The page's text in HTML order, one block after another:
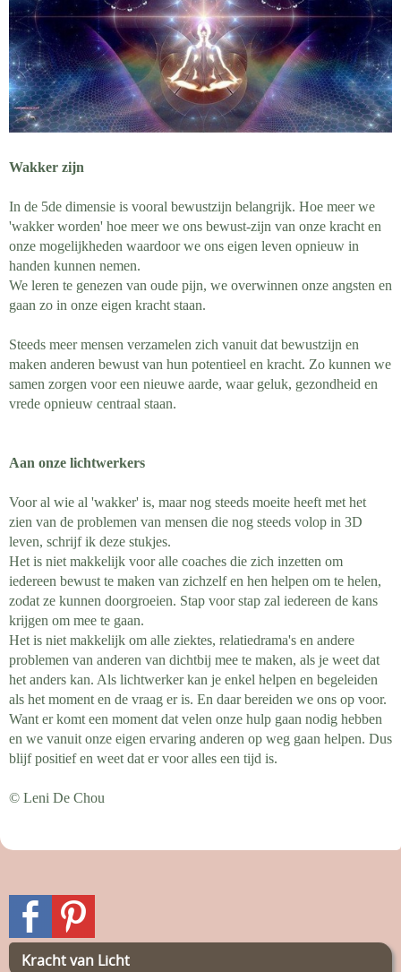
Kracht van Licht
Wakker zijn
In de 5de dimensie is vooral bewustzijn belangrijk. Hoe meer we
'wakker worden' hoe meer we ons bewust-zijn van onze kracht en
onze mogelijkheden waardoor we ons eigen leven opnieuw in
handen kunnen nemen.
We leren te genezen van oude pijn, we overwinnen onze angsten en
gaan zo in onze eigen kracht staan.
Steeds meer mensen verzamelen zich vanuit dat bewustzijn en
maken anderen bewust van hun potentieel en kracht. Zo kunnen we
samen zorgen voor een nieuwe aarde, waar geluk, gezondheid en
vrede opnieuw centraal staan.
Aan onze lichtwerkers
Voor al wie al 'wakker' is, maar nog steeds moeite heeft met het
zien van de problemen van mensen die nog steeds volop in 3D
leven, schrijf ik deze stukjes.
Het is niet makkelijk voor alle coaches die zich inzetten om
iedereen bewust te maken van zichzelf en hen helpen om te helen,
zodat ze kunnen doorgroeien. Stap voor stap zal iedereen de kans
krijgen om mee te gaan.
Het is niet makkelijk om alle ziektes, relatiedrama's en andere
problemen van anderen van dichtbij mee te maken, als je weet dat
het anders kan. Als lichtwerker kan je enkel helpen en begeleiden
als het moment en de vraag er is. En daar bereiden we ons op voor.
Want er komt een moment dat velen onze hulp gaan nodig hebben
en we vanuit onze eigen ervaring anderen op weg gaan helpen. Dus
blijf positief en weet dat er voor alles een tijd is.
© Leni De Chou